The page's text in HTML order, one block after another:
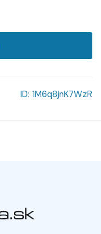
ID: 1M6q8jnK7WzR